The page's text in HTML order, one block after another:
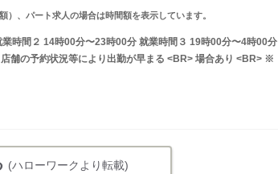
、パート求人の場合は時間額を表示しています。
時間２ 14時00分〜23時00分 就業時間３ 19時00分〜4時00分
舗の予約状況等により出勤が早まる <BR> 場合あり <BR> ※
(ハローワークより転載)